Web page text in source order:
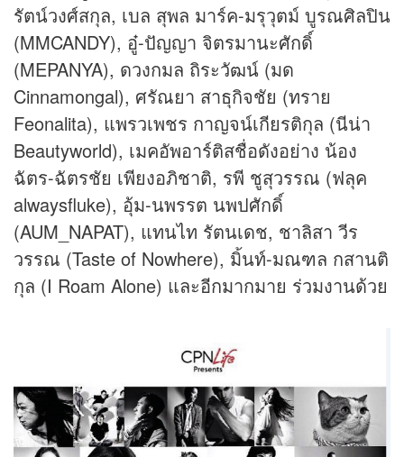
รัตน์วงศ์สกุล, เบล สุพล มาร์ค-มรุวุตม์ บูรณศิลปิน
(MMCANDY), อู๋-ปัญญา จิตรมานะศักดิ์
(MEPANYA), ดวงกมล ถิระวัฒน์ (มด
Cinnamongal), ศรัณยา สาธุกิจชัย (ทราย
Feonalita), แพรวเพชร กาญจน์เกียรติกุล (นีน่า
Beautyworld), เมคอัพอาร์ติสชื่อดังอย่าง น้อง
ฉัตร-ฉัตรชัย เพียงอภิชาติ, รพี ชูสุวรรณ (ฟลุค
alwaysfluke), อุ้ม-นพรรต นพปศักดิ์
(AUM_NAPAT), แทนไท รัตนเดช, ชาลิสา วีร
วรรณ (Taste of Nowhere), มิ้นท์-มณฑล กสานติ
กุล (I Roam Alone) และอีกมากมาย ร่วมงานด้วย